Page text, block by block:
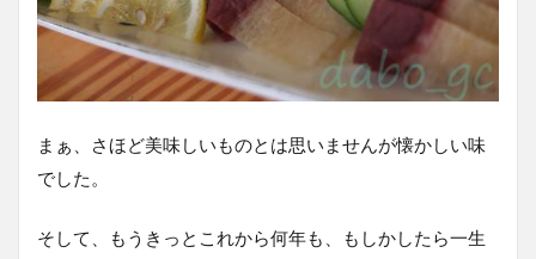
まぁ、さほど美味しいものとは思いませんが懐かしい味
でした。
そして、もうきっとこれから何年も、もしかしたら一生